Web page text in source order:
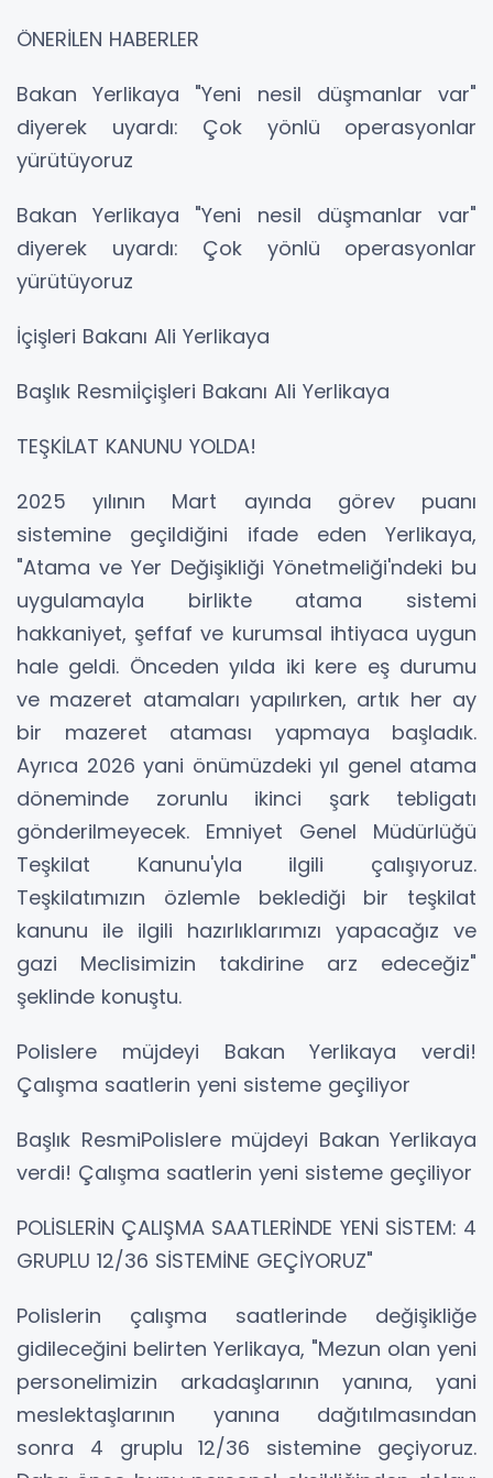
ÖNERİLEN HABERLER
Bakan Yerlikaya "Yeni nesil düşmanlar var"
diyerek uyardı: Çok yönlü operasyonlar
yürütüyoruz
Bakan Yerlikaya "Yeni nesil düşmanlar var"
diyerek uyardı: Çok yönlü operasyonlar
yürütüyoruz
İçişleri Bakanı Ali Yerlikaya
Başlık Resmiİçişleri Bakanı Ali Yerlikaya
TEŞKİLAT KANUNU YOLDA!
2025 yılının Mart ayında görev puanı
sistemine geçildiğini ifade eden Yerlikaya,
"Atama ve Yer Değişikliği Yönetmeliği'ndeki bu
uygulamayla birlikte atama sistemi
hakkaniyet, şeffaf ve kurumsal ihtiyaca uygun
hale geldi. Önceden yılda iki kere eş durumu
ve mazeret atamaları yapılırken, artık her ay
bir mazeret ataması yapmaya başladık.
Ayrıca 2026 yani önümüzdeki yıl genel atama
döneminde zorunlu ikinci şark tebligatı
gönderilmeyecek. Emniyet Genel Müdürlüğü
Teşkilat Kanunu'yla ilgili çalışıyoruz.
Teşkilatımızın özlemle beklediği bir teşkilat
kanunu ile ilgili hazırlıklarımızı yapacağız ve
gazi Meclisimizin takdirine arz edeceğiz"
şeklinde konuştu.
Polislere müjdeyi Bakan Yerlikaya verdi!
Çalışma saatlerin yeni sisteme geçiliyor
Başlık ResmiPolislere müjdeyi Bakan Yerlikaya
verdi! Çalışma saatlerin yeni sisteme geçiliyor
POLİSLERİN ÇALIŞMA SAATLERİNDE YENİ SİSTEM: 4
GRUPLU 12/36 SİSTEMİNE GEÇİYORUZ"
Polislerin çalışma saatlerinde değişikliğe
gidileceğini belirten Yerlikaya, "Mezun olan yeni
personelimizin arkadaşlarının yanına, yani
meslektaşlarının yanına dağıtılmasından
sonra 4 gruplu 12/36 sistemine geçiyoruz.